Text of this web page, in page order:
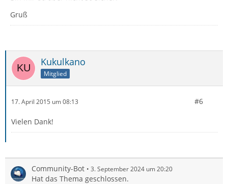
Gruß
Kukulkano
Mitglied
17. April 2015 um 08:13 #6
Vielen Dank!
Community-Bot 3. September 2024 um 20:20
Hat das Thema geschlossen.